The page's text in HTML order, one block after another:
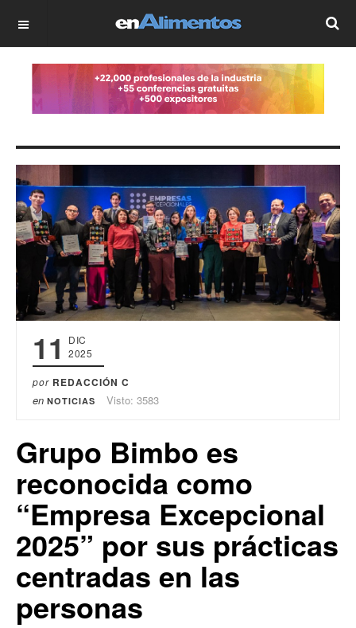
OFF CANVAS
11
DIC
2025
por REDACCIÓN C
en NOTICIAS Visto: 3583
Grupo Bimbo es
reconocida como
“Empresa Excepcional
2025” por sus prácticas
centradas en las
personas